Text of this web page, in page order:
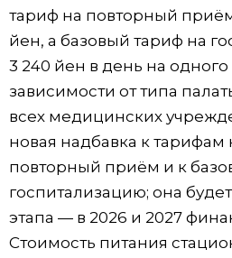
тариф на повторный
йен, а базовый тариф на
3 240 йен в день на
зависимости от типа
всех медицинских
новая надбавка к
повторный приём и к
госпитализацию; она
этапа — в 2026 и 2027
Стоимость питания